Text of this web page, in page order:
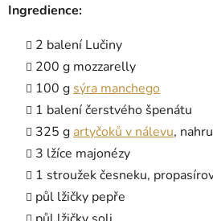
Ingredience:
2 balení Lučiny
200 g mozzarelly
100 g sýra manchego
1 balení čerstvého špenátu
325 g artyčoků v nálevu,
3 lžíce majonézy
1 stroužek česneku,
půl lžičky pepře